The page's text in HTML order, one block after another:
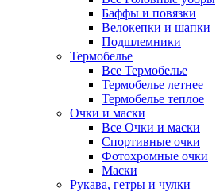
Баффы и повязки
Велокепки и шапки
Подшлемники
Термобелье
Все Термобелье
Термобелье летнее
Термобелье теплое
Очки и маски
Все Очки и маски
Спортивные очки
Фотохромные очки
Маски
Рукава, гетры и чулки